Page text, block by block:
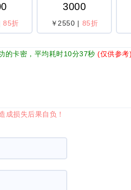
85折
3000
￥2550 | 85折
的卡密，平均耗时10分37秒 (仅供参考)
成损失后果自负！